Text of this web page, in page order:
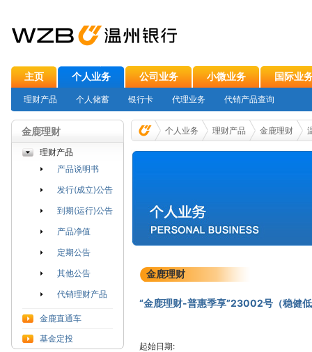
主页 个人业务 公司业务 小微业务 国际业
理财产品 个人储蓄 银行卡 代理业务 代销产品查询
金鹿理财
理财产品
产品说明书
发行(成立)公告
到期(运行)公告
产品净值
定期公告
其他公告
代销理财产品
金鹿直通车
基金定投
个人业务 理财产品 金鹿理财
金鹿理财
“金鹿理财-普惠季享”23002号（稳健
起始日期: